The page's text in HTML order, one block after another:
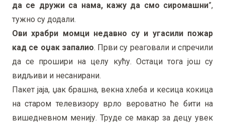
да се дружи са нама, кажу да смо сиромашни”,
тужно су додали.
Ови храбри момци недавно су и угасили пожар
кад се оџак запалио. Први су реаговали и спречили
да се прошири на целу кућу. Остаци тога још су
видљиви и несанирани.
Пакет јаја, џак брашна, векна хлеба и кесица кокица
на старом телевизору врло вероватно ће бити на
вишедневном менију. Труде се макар за децу увек